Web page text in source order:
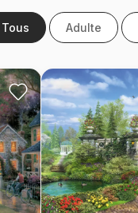
Tous Adulte